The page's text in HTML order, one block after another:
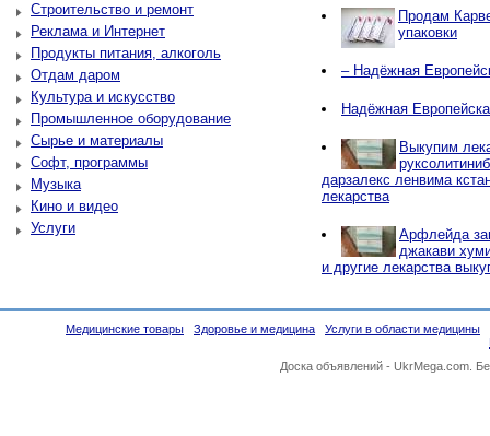
Строительство и ремонт
Реклама и Интернет
Продукты питания, алкоголь
Отдам даром
Культура и искусство
Промышленное оборудование
Сырье и материалы
Софт, программы
Музыка
Кино и видео
Услуги
Продам
упаковки
– Надёжная
Надёжная
Выкупим
дарзалекс ленвима
лекарства
Арфлейда
джакави
и другие лекарства
Медицинские товары Здоровье и медицина
Услуги в области медицины
Доска объявлений - UkrMega.com.